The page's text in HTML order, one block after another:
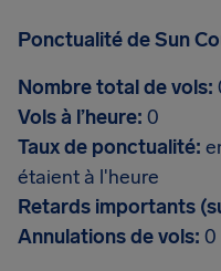
Ponctualité de Sun
Nombre total de vols:
Vols à l’heure: 0
Taux de ponctualité:
étaient à l'heure
Retards importants
Annulations de vols: 0